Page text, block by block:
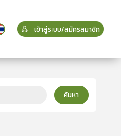
เข้าสู่ระบบ/สมัครสมาชิก
ค้นหา